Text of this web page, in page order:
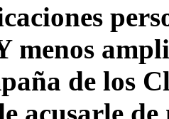
menos
de los
acusarle